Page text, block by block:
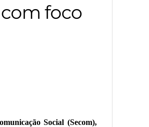
foco
Social (Secom),